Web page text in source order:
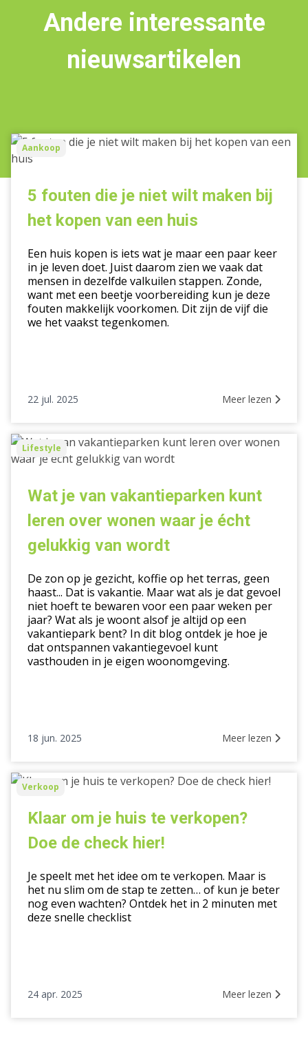
Andere interessante
nieuwsartikelen
5
fouten
die
kopen
van
een
Aankoop
5 fouten die je niet wilt maken bij
het kopen van een huis
Een huis kopen is iets wat je maar een paar keer
in je leven doet. Juist daarom zien we vaak dat
mensen in dezelfde valkuilen stappen. Zonde,
want met een beetje voorbereiding kun je deze
fouten makkelijk voorkomen. Dit zijn de vijf die
we het vaakst tegenkomen.
22 jul. 2025 Meer lezen
Wat
je
vakantieparken
leren
over
wonen
waar
écht
gelukkig
van
wordt
Lifestyle
Wat je van vakantieparken kunt
leren over wonen waar je écht
gelukkig van wordt
De zon op je gezicht, koffie op het terras, geen
haast... Dat is vakantie. Maar wat als je dat gevoel
niet hoeft te bewaren voor een paar weken per
jaar? Wat als je woont alsof je altijd op een
vakantiepark bent? In dit blog ontdek je hoe je
dat ontspannen vakantiegevoel kunt
vasthouden in je eigen woonomgeving.
18 jun. 2025 Meer lezen
Klaar
Doe
check
Verkoop
Klaar om je huis te verkopen?
Doe de check hier!
Je speelt met het idee om te verkopen. Maar is
het nu slim om de stap te zetten… of kun je beter
nog even wachten? Ontdek het in 2 minuten met
deze snelle checklist
24 apr. 2025 Meer lezen